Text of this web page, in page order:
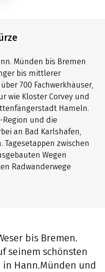
Münden bis Bremen
bis mittlerer
700 Fachwerkhäuser,
wie Kloster Corvey und
Hameln.
Region und die
an Bad Karlshafen,
Tagesetappen zwischen
Wegen
Radwanderwege
bis Bremen.
seinem schönsten
in Hann.Münden und